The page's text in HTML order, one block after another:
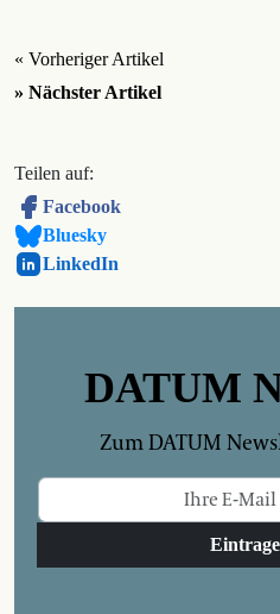
« Vorheriger Artikel
» Nächster Artikel
Teilen auf:
Facebook
Bluesky
LinkedIn
DATUM
Zum DATUM